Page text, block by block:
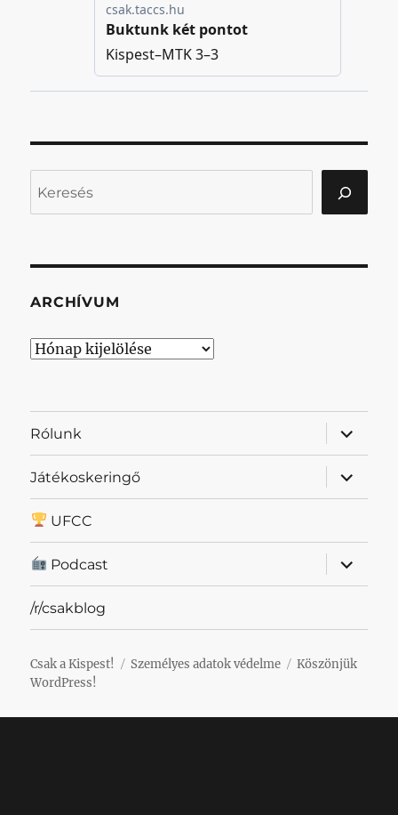
ARCHÍVUM
Archívum
Rólunk
almenü
Játékoskeringő
almenü
UFCC
Podcast
almenü
/r/csakblog
Csak a Kispest! Személyes adatok védelme
Köszönjük
WordPress!